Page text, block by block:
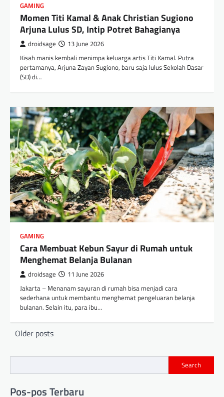
GAMING
Momen Titi Kamal & Anak Christian Sugiono
Arjuna Lulus SD, Intip Potret Bahagianya
droidsage 13 June 2026
Kisah manis kembali menimpa keluarga artis Titi Kamal. Putra
pertamanya, Arjuna Zayan Sugiono, baru saja lulus Sekolah Dasar
(SD) di…
GAMING
Cara Membuat Kebun Sayur di Rumah untuk
Menghemat Belanja Bulanan
droidsage 11 June 2026
Jakarta – Menanam sayuran di rumah bisa menjadi cara
sederhana untuk membantu menghemat pengeluaran belanja
bulanan. Selain itu, para ibu…
Posts
Older posts
Search
Pos-pos Terbaru